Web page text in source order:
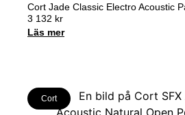
Cort Jade Classic Electro Acoustic
3 132 kr
Läs mer
Cort